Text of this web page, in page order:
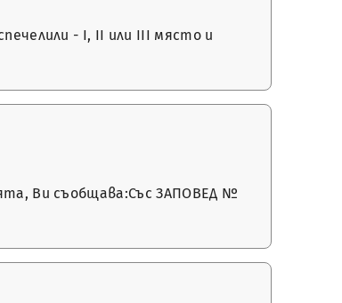
- І, ІІ или ІІІ място и
Ви съобщава:Със ЗАПОВЕД №